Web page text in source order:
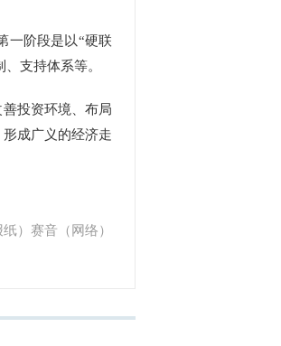
一阶段是以“硬联
支持体系等。
投资环境、布局
成广义的经济走
）赛音（网络）